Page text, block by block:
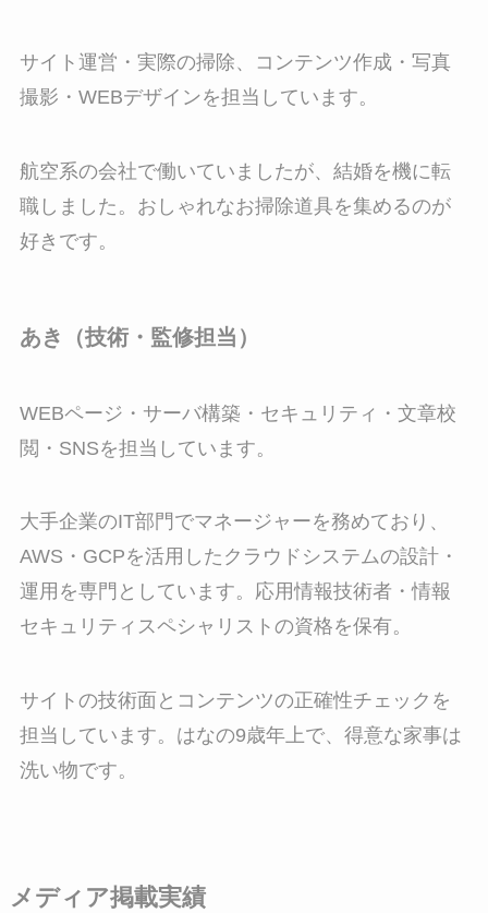
サイト運営・実際の掃除、コンテンツ作成・写真
撮影・WEBデザインを担当しています。
航空系の会社で働いていましたが、結婚を機に転
職しました。おしゃれなお掃除道具を集めるのが
好きです。
あき（技術・監修担当）
WEBページ・サーバ構築・セキュリティ・文章校
閲・SNSを担当しています。
大手企業のIT部門でマネージャーを務めており、
AWS・GCPを活用したクラウドシステムの設計・
運用を専門としています。応用情報技術者・情報
セキュリティスペシャリストの資格を保有。
サイトの技術面とコンテンツの正確性チェックを
担当しています。はなの9歳年上で、得意な家事は
洗い物です。
メディア掲載実績